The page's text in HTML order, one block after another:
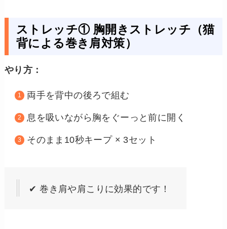
ストレッチ① 胸開きストレッチ（猫
背による巻き肩対策）
やり方：
両手を背中の後ろで組む
息を吸いながら胸をぐーっと前に開く
そのまま10秒キープ × 3セット
✔ 巻き肩や肩こりに効果的です！